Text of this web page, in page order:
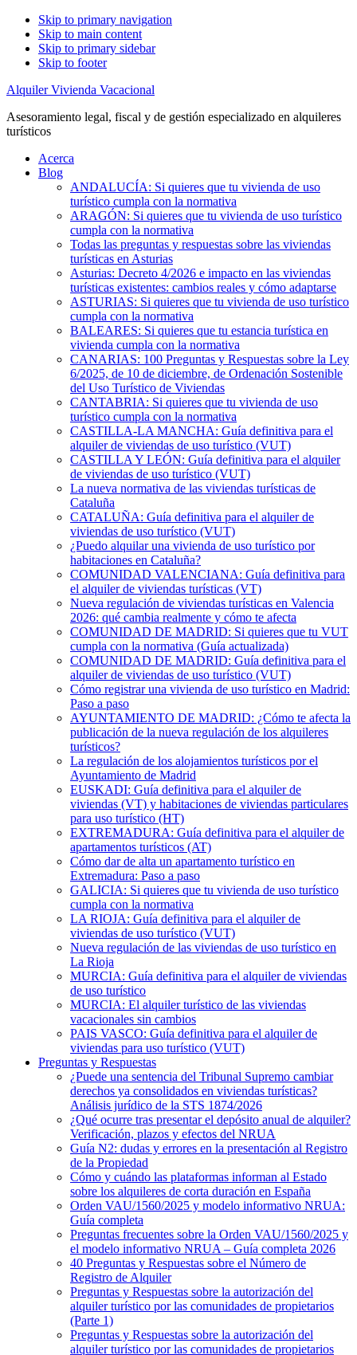
Skip to primary navigation
Skip to main content
Skip to primary sidebar
Skip to footer
Alquiler Vivienda Vacacional
Asesoramiento legal, fiscal y de gestión especializado en alquileres
turísticos
Acerca
Blog
ANDALUCÍA: Si quieres que tu vivienda de uso
turístico cumpla con la normativa
ARAGÓN: Si quieres que tu vivienda de uso turístico
cumpla con la normativa
Todas las preguntas y respuestas sobre las viviendas
turísticas en Asturias
Asturias: Decreto 4/2026 e impacto en las viviendas
turísticas existentes: cambios reales y cómo adaptarse
ASTURIAS: Si quieres que tu vivienda de uso turístico
cumpla con la normativa
BALEARES: Si quieres que tu estancia turística en
vivienda cumpla con la normativa
CANARIAS: 100 Preguntas y Respuestas sobre la Ley
6/2025, de 10 de diciembre, de Ordenación Sostenible
del Uso Turístico de Viviendas
CANTABRIA: Si quieres que tu vivienda de uso
turístico cumpla con la normativa
CASTILLA-LA MANCHA: Guía definitiva para el
alquiler de viviendas de uso turístico (VUT)
CASTILLA Y LEÓN: Guía definitiva para el alquiler
de viviendas de uso turístico (VUT)
La nueva normativa de las viviendas turísticas de
Cataluña
CATALUÑA: Guía definitiva para el alquiler de
viviendas de uso turístico (VUT)
¿Puedo alquilar una vivienda de uso turístico por
habitaciones en Cataluña?
COMUNIDAD VALENCIANA: Guía definitiva para
el alquiler de viviendas turísticas (VT)
Nueva regulación de viviendas turísticas en Valencia
2026: qué cambia realmente y cómo te afecta
COMUNIDAD DE MADRID: Si quieres que tu VUT
cumpla con la normativa (Guía actualizada)
COMUNIDAD DE MADRID: Guía definitiva para el
alquiler de viviendas de uso turístico (VUT)
Cómo registrar una vivienda de uso turístico en Madrid:
Paso a paso
AYUNTAMIENTO DE MADRID: ¿Cómo te afecta la
publicación de la nueva regulación de los alquileres
turísticos?
La regulación de los alojamientos turísticos por el
Ayuntamiento de Madrid
EUSKADI: Guía definitiva para el alquiler de
viviendas (VT) y habitaciones de viviendas particulares
para uso turístico (HT)
EXTREMADURA: Guía definitiva para el alquiler de
apartamentos turísticos (AT)
Cómo dar de alta un apartamento turístico en
Extremadura: Paso a paso
GALICIA: Si quieres que tu vivienda de uso turístico
cumpla con la normativa
LA RIOJA: Guía definitiva para el alquiler de
viviendas de uso turístico (VUT)
Nueva regulación de las viviendas de uso turístico en
La Rioja
MURCIA: Guía definitiva para el alquiler de viviendas
de uso turístico
MURCIA: El alquiler turístico de las viviendas
vacacionales sin cambios
PAIS VASCO: Guía definitiva para el alquiler de
viviendas para uso turístico (VUT)
Preguntas y Respuestas
¿Puede una sentencia del Tribunal Supremo cambiar
derechos ya consolidados en viviendas turísticas?
Análisis jurídico de la STS 1874/2026
¿Qué ocurre tras presentar el depósito anual de alquiler?
Verificación, plazos y efectos del NRUA
Guía N2: dudas y errores en la presentación al Registro
de la Propiedad
Cómo y cuándo las plataformas informan al Estado
sobre los alquileres de corta duración en España
Orden VAU/1560/2025 y modelo informativo NRUA:
Guía completa
Preguntas frecuentes sobre la Orden VAU/1560/2025 y
el modelo informativo NRUA – Guía completa 2026
40 Preguntas y Respuestas sobre el Número de
Registro de Alquiler
Preguntas y Respuestas sobre la autorización del
alquiler turístico por las comunidades de propietarios
(Parte 1)
Preguntas y Respuestas sobre la autorización del
alquiler turístico por las comunidades de propietarios